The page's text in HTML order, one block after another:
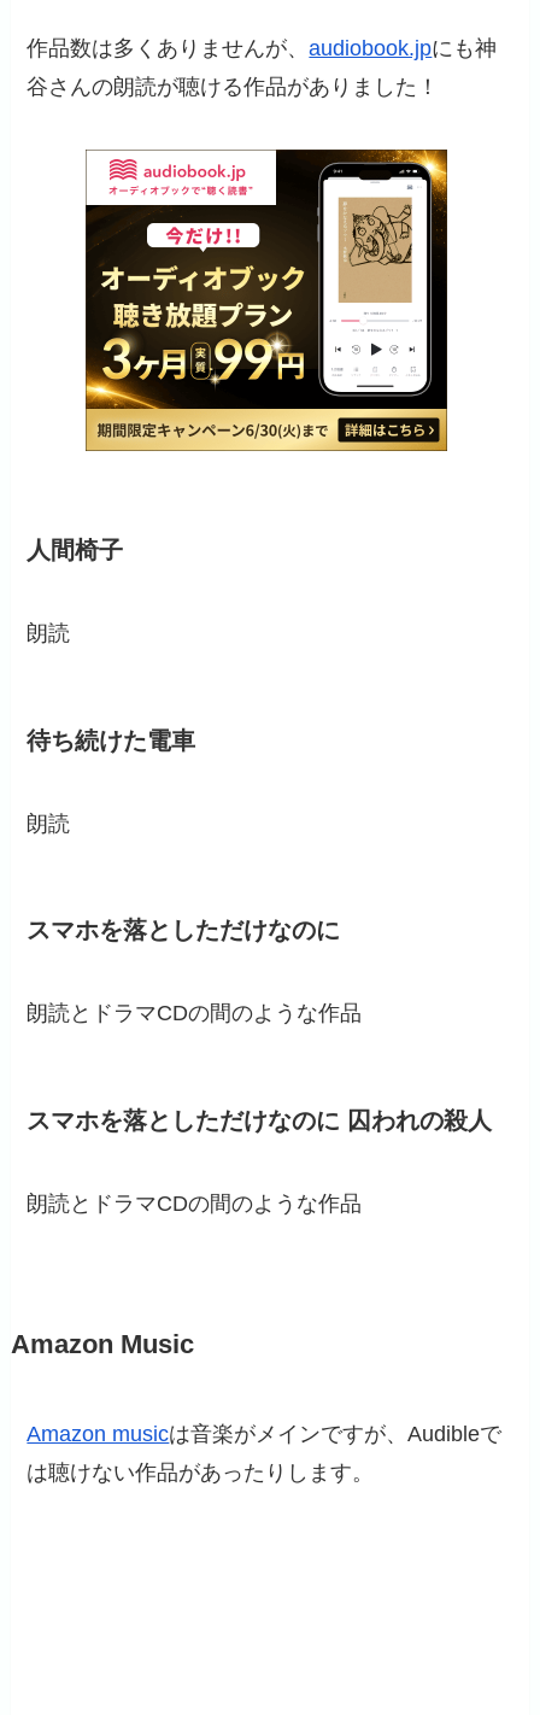
作品数は多くありませんが、audiobook.jpにも神
谷さんの朗読が聴ける作品がありました！
人間椅子
朗読
待ち続けた電車
朗読
スマホを落としただけなのに
朗読とドラマCDの間のような作品
スマホを落としただけなのに 囚われの殺人
朗読とドラマCDの間のような作品
Amazon Music
Amazon musicは音楽がメインですが、Audibleで
は聴けない作品があったりします。